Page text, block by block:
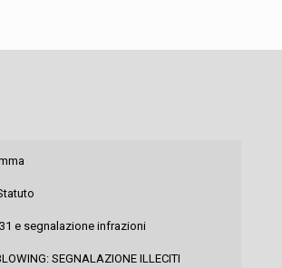
e segnalazione infrazioni
SEGNALAZIONE ILLECITI